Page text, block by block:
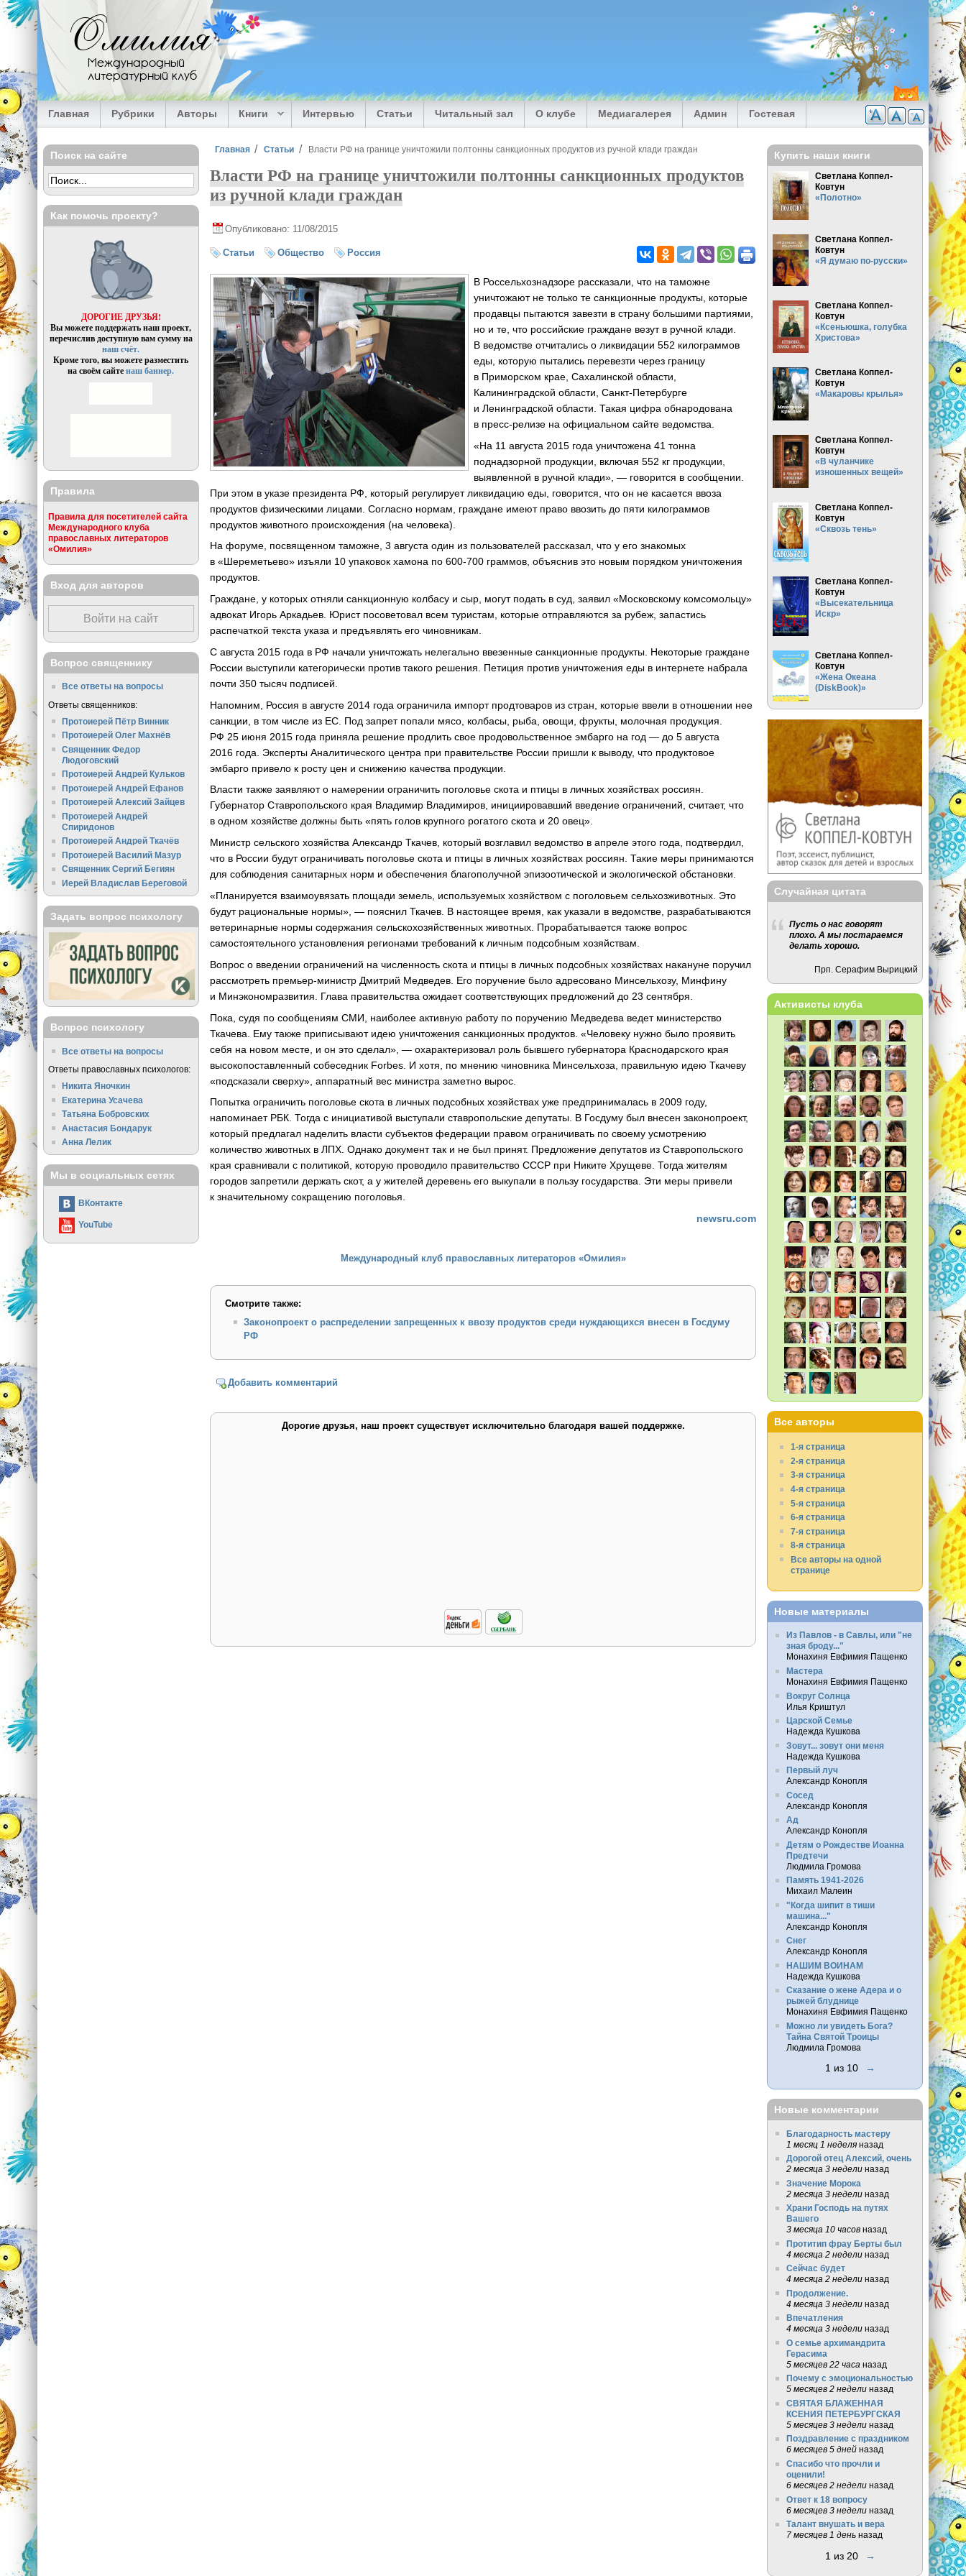
Перейти к основному содержанию
Омилия
Международный
литературный клуб
Главная Рубрики Авторы Книги Интервью Статьи Читальный зал О клубе Медиагалерея Админ Гостевая
Вы здесь
Главная Статьи Власти РФ на границе уничтожили полтонны санкционных продуктов из ручной клади граждан
Власти РФ на границе уничтожили полтонны санкционных продуктов
из ручной клади граждан
Опубликовано: 11/08/2015
Статьи Общество Россия
В Россельхознадзоре рассказали, что на таможне
уничтожают не только те санкционные продукты, которые
продавцы пытаются завезти в страну большими партиями,
но и те, что российские граждане везут в ручной клади.
В ведомстве отчитались о ликвидации 552 килограммов
еды, которую пытались перевезти через границу
в Приморском крае, Сахалинской области,
Калининградской области, Санкт-Петербурге
и Ленинградской области. Такая цифра обнародована
в пресс-релизе на официальном сайте ведомства.
«На 11 августа 2015 года уничтожена 41 тонна
поднадзорной продукции, включая 552 кг продукции,
выявленной в ручной клади», — говорится в сообщении.
При этом в указе президента РФ, который регулирует ликвидацию еды, говорится, что он не касается ввоза
продуктов физическими лицами. Согласно нормам, граждане имеют право ввозить до пяти килограммов
продуктов животного происхождения (на человека).
На форуме, посвященном таможне, 3 августа один из пользователей рассказал, что у его знакомых
в «Шереметьево» изъяли 10 упаковок хамона по 600-700 граммов, объяснив это новым порядком уничтожения
продуктов.
Граждане, у которых отняли санкционную колбасу и сыр, могут подать в суд, заявил «Московскому комсомольцу»
адвокат Игорь Аркадьев. Юрист посоветовал всем туристам, которые отправляются за рубеж, запастись
распечаткой текста указа и предъявлять его чиновникам.
С августа 2015 года в РФ начали уничтожать нелегально ввезенные санкционные продукты. Некоторые граждане
России выступили категорически против такого решения. Петиция против уничтожения еды в интернете набрала
почти 350 тысяч подписей.
Напомним, Россия в августе 2014 года ограничила импорт продтоваров из стран, которые ввели в отношении нее
санкции, в том числе из ЕС. Под запрет попали мясо, колбасы, рыба, овощи, фрукты, молочная продукция.
РФ 25 июня 2015 года приняла решение продлить свое продовольственное эмбарго на год — до 5 августа
2016 года. Эксперты Аналитического центра при правительстве России пришли к выводу, что продуктовое
эмбарго привело к росту цен и снижению качества продукции.
Власти также заявляют о намерении ограничить поголовье скота и птицы в личных хозяйствах россиян.
Губернатор Ставропольского края Владимир Владимиров, инициировавший введение ограничений, считает, что
в одном хозяйстве должны быть «пять голов крупного рогатого скота и 20 овец».
Министр сельского хозяйства Александр Ткачев, который возглавил ведомство в апреле этого года, подтвердил,
что в России будут ограничивать поголовье скота и птицы в личных хозяйствах россиян. Такие меры принимаются
для соблюдения санитарных норм и обеспечения благополучной эпизоотической и экологической обстановки.
«Планируется взаимоувязать площади земель, используемых хозяйством с поголовьем сельхозживотных. Это
будут рациональные нормы», — пояснил Ткачев. В настоящее время, как указали в ведомстве, разрабатываются
ветеринарные нормы содержания сельскохозяйственных животных. Прорабатывается также вопрос
самостоятельного установления регионами требований к личным подсобным хозяйствам.
Вопрос о введении ограничений на численность скота и птицы в личных подсобных хозяйствах накануне поручил
рассмотреть премьер-министр Дмитрий Медведев. Его поручение было адресовано Минсельхозу, Минфину
и Минэкономразвития. Глава правительства ожидает соответствующих предложений до 23 сентября.
Пока, судя по сообщениям СМИ, наиболее активную работу по поручению Медведева ведет министерство
Ткачева. Ему также приписывают идею уничтожения санкционных продуктов. «Человеку нужно было проявить
себя на новом месте, и он это сделал», — охарактеризовал роль бывшего губернатора Краснодарского края
высокопоставленный собеседник Forbes. И хотя, по мнению чиновника Минсельхоза, правильную идею Ткачеву
«подсказали сверху», аппаратный вес министра заметно вырос.
Попытка ограничить поголовье скота в личных подсобных хозяйствах уже предпринималась в 2009 году,
напоминает РБК. Тогда с инициативой выступали ставропольские депутаты. В Госдуму был внесен законопроект,
который предлагал наделить власти субъектов федерации правом ограничивать по своему усмотрению
количество животных в ЛПХ. Однако документ так и не был принят. Предложение депутатов из Ставропольского
края сравнивали с политикой, которую проводило правительство СССР при Никите Хрущеве. Тогда жителям
городов запретили держать скот, а у жителей деревень его выкупали в пользу государства. Эти меры привели
к значительному сокращению поголовья.
newsru.com
Международный клуб православных литераторов «Омилия»
Смотрите также:
Законопроект о распределении запрещенных к ввозу продуктов среди нуждающихся внесен в Госдуму
РФ
Добавить комментарий
Дорогие друзья, наш проект существует исключительно благодаря вашей поддержке.
Поиск на сайте
Как помочь проекту?
ДОРОГИЕ ДРУЗЬЯ!
Вы можете поддержать наш проект,
перечислив доступную вам сумму на
наш счёт.
Кроме того, вы можете разместить
на своём сайтенаш баннер.
Правила
Правила для посетителей сайта
Международного клуба
православных литераторов
«Омилия»
Вход для авторов
Войти на сайт
Вопрос священнику
Все ответы на вопросы
Ответы священников:
Протоиерей Пётр Винник
Протоиерей Олег Махнёв
Священник Федор
Людоговский
Протоиерей Андрей Кульков
Протоиерей Андрей Ефанов
Протоиерей Алексий Зайцев
Протоиерей Андрей
Спиридонов
Протоиерей Андрей Ткачёв
Протоиерей Василий Мазур
Священник Сергий Бегиян
Иерей Владислав Береговой
Задать вопрос психологу
Вопрос психологу
Все ответы на вопросы
Ответы православных психологов:
Никита Яночкин
Екатерина Усачева
Татьяна Бобровских
Анастасия Бондарук
Анна Лелик
Мы в социальных сетях
ВКонтакте
YouTube
Купить наши книги
Светлана Коппел-
Ковтун
«Полотно»
Светлана Коппел-
Ковтун
«Я думаю по-русски»
Светлана Коппел-
Ковтун
«Ксеньюшка, голубка
Христова»
Светлана Коппел-
Ковтун
«Макаровы крылья»
Светлана Коппел-
Ковтун
«В чуланчике
изношенных вещей»
Светлана Коппел-
Ковтун
«Сквозь тень»
Светлана Коппел-
Ковтун
«Высекательница
Искр»
Светлана Коппел-
Ковтун
«Жена Океана
(DiskBook)»
Случайная цитата
Пусть о нас говорят
плохо. А мы постараемся
делать хорошо.
Прп. Серафим Вырицкий
Активисты клуба
Все авторы
1-я страница
2-я страница
3-я страница
4-я страница
5-я страница
6-я страница
7-я страница
8-я страница
Все авторы на одной
странице
Новые материалы
Из Павлов - в Савлы, или "не
зная броду..."
Монахиня Евфимия Пащенко
Мастера
Монахиня Евфимия Пащенко
Вокруг Солнца
Илья Криштул
Царской Семье
Надежда Кушкова
Зовут... зовут они меня
Надежда Кушкова
Первый луч
Александр Конопля
Сосед
Александр Конопля
Ад
Александр Конопля
Детям о Рождестве Иоанна
Предтечи
Людмила Громова
Память 1941-2026
Михаил Малеин
"Когда шипит в тиши
машина..."
Александр Конопля
Снег
Александр Конопля
НАШИМ ВОИНАМ
Надежда Кушкова
Сказание о жене Адера и о
рыжей блуднице
Монахиня Евфимия Пащенко
Можно ли увидеть Бога?
Тайна Святой Троицы
Людмила Громова
1 из 10 →
Новые комментарии
Благодарность мастеру
1 месяц 1 неделяназад
Дорогой отец Алексий, очень
2 месяца 3 неделиназад
Значение Морока
2 месяца 3 неделиназад
Храни Господь на путях
Вашего
3 месяца 10 часовназад
Протитип фрау Берты был
4 месяца 2 неделиназад
Сейчас будет
4 месяца 2 неделиназад
Продолжение.
4 месяца 3 неделиназад
Впечатления
4 месяца 3 неделиназад
О семье архимандрита
Герасима
5 месяцев 22 часа назад
Почему с эмоциональностью
5 месяцев 2 неделиназад
СВЯТАЯ БЛАЖЕННАЯ
КСЕНИЯ ПЕТЕРБУРГСКАЯ
5 месяцев 3 неделиназад
Поздравление с праздником
6 месяцев 5 днейназад
Спасибо что прочли и
оценили!
6 месяцев 2 неделиназад
Ответ к 18 вопросу
6 месяцев 3 неделиназад
Талант внушать и вера
7 месяцев 1 деньназад
1 из 20 →